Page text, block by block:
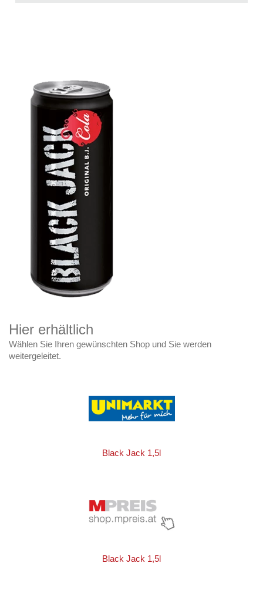
Hier erhältlich
Wählen Sie Ihren gewünschten Shop und Sie werden
weitergeleitet.
Black Jack 1,5l
Black Jack 1,5l